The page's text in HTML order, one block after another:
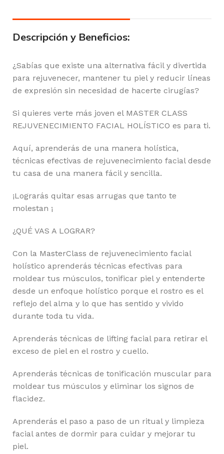
Descripción y Beneficios:
¿Sabías que existe una alternativa fácil y divertida
para rejuvenecer, mantener tu piel y reducir líneas
de expresión sin necesidad de hacerte cirugías?
Si quieres verte más joven el MASTER CLASS
REJUVENECIMIENTO FACIAL HOLÍSTICO es para ti.
Aquí, aprenderás de una manera holística,
técnicas efectivas de rejuvenecimiento facial desde
tu casa de una manera fácil y sencilla.
¡Lograrás quitar esas arrugas que tanto te
molestan ¡
¿QUÉ VAS A LOGRAR?
Con la MasterClass de rejuvenecimiento facial
holístico aprenderás técnicas efectivas para
moldear tus músculos, tonificar piel y entenderte
desde un enfoque holístico porque el rostro es el
reflejo del alma y lo que has sentido y vivido
durante toda tu vida.
Aprenderás técnicas de lifting facial para retirar el
exceso de piel en el rostro y cuello.
Aprenderás técnicas de tonificación muscular para
moldear tus músculos y eliminar los signos de
flacidez.
Aprenderás el paso a paso de un ritual y limpieza
facial antes de dormir para cuidar y mejorar tu
piel.